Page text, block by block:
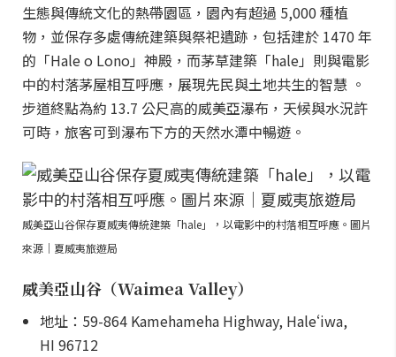
生態與傳統文化的熱帶園區，園內有超過 5,000 種植
物，並保存多處傳統建築與祭祀遺跡，包括建於 1470 年
的「Hale o Lono」神殿，而茅草建築「hale」則與電影
中的村落茅屋相互呼應，展現先民與土地共生的智慧 。
步道終點為約 13.7 公尺高的威美亞瀑布，天候與水況許
可時，旅客可到瀑布下方的天然水潭中暢遊。
威美亞山谷保存夏威夷傳統建築「hale」，以電影中的村落相互呼應。圖片
來源｜夏威夷旅遊局
威美亞山谷（Waimea Valley）
地址：59-864 Kamehameha Highway, Haleʻiwa,
HI 96712